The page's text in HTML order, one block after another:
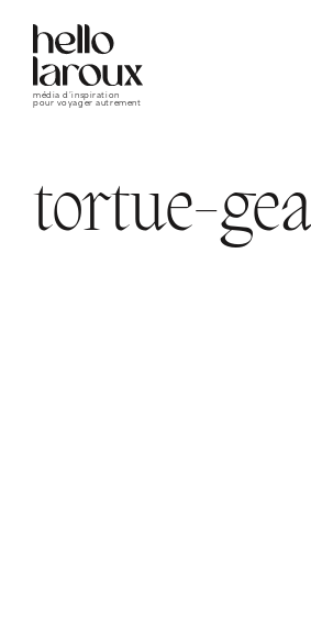
média d’inspiration
pour voyager autrement
tortue-